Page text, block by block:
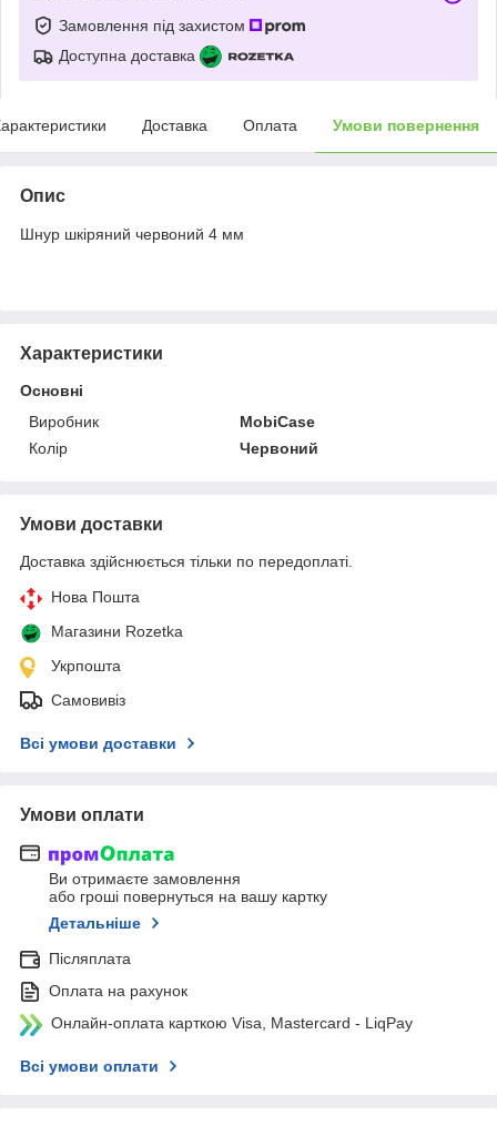
Замовлення під захистом
Доступна доставка
Доставка Оплата Умови повернення
Опис
Шнур шкіряний червоний 4 мм
Характеристики
Основні
Виробник
MobiCase
Колір
Червоний
Умови доставки
Доставка здійснюється тільки по передоплаті.
Нова Пошта
Магазини Rozetka
Укрпошта
Самовивіз
Всі умови доставки
Умови оплати
Ви отримаєте замовлення
або гроші повернуться на вашу картку
Детальніше
Післяплата
Оплата на рахунок
Онлайн-оплата карткою Visa, Mastercard - LiqPay
Всі умови оплати